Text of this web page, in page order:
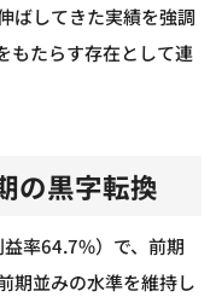
ばしてきた実績を強調
もたらす存在として連
の黒字転換
率64.7%）で、前期
期並みの水準を維持し